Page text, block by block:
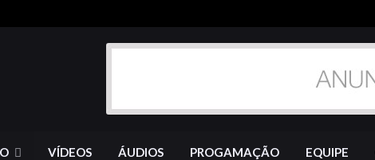
VÍDEOS ÁUDIOS PROGAMAÇÃO EQUIPE